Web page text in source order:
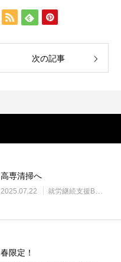
次の記事
高専清掃へ
2025.07.22 就労継続支援B型・ニコサービス
春限定！